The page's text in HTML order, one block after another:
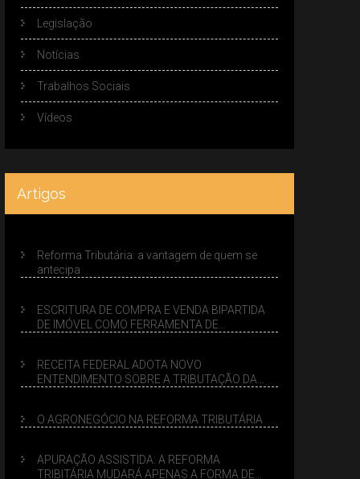
Legislação
Notícias
Trabalhos Sociais
Vídeos
Artigos
Reforma Tributária: a vantagem de quem se
antecipa
ESCRITURA DE COMPRA E VENDA BIPARTIDA
DE IMÓVEL COMO FERRAMENTA DE
RECEITA FEDERAL ADOTA NOVO
ENTENDIMENTO SOBRE A TRIBUTAÇÃO DA
O AGRONEGÓCIO NA REFORMA TRIBUTÁRIA
APURAÇÃO ASSISTIDA: A REFORMA
TRIBITÁRIA MUDARÁ APENAS A FORMA DE